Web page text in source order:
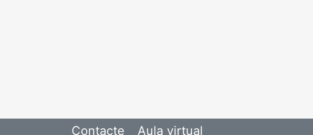
Contacte Aula virtual